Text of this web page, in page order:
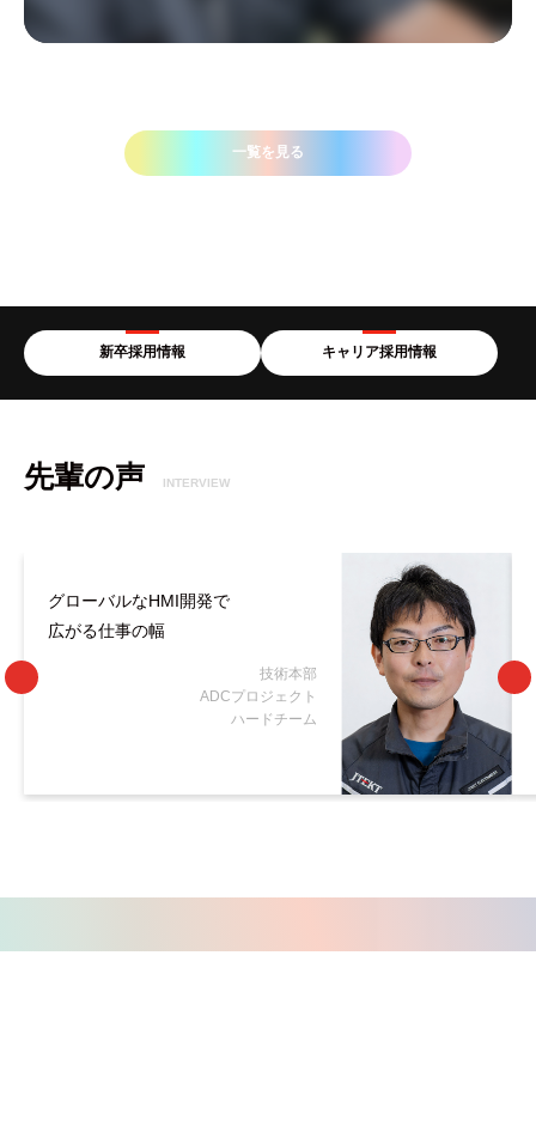
一覧を見る
新卒採用情報 キャリア採用情報
先輩の声 INTERVIEW
グローバルなHMI開発で
広がる仕事の幅
技術本部
ADCプロジェクト
ハードチーム